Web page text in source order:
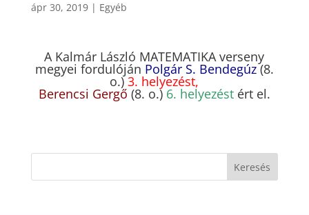
ápr 30, 2019| Egyéb
A Kalmár László MATEMATIKA verseny
megyei fordulóján Polgár S. Bendegúz(8.
o.)3. helyezést,
Berencsi Gergő (8. o.) 6. helyezéstért el.